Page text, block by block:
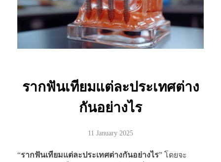
รากฟันเทียมแต่ละประเทศต่าง
กันอย่างไร
11 January 2025
“รากฟันเทียมแต่ละประเทศต่างกันอย่างไร” โดยจะ